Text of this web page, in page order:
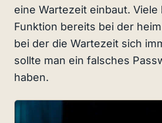
eine Wartezeit einbaut.
Funktion bereits bei der
bei der die Wartezeit sich
sollte man ein falsches
haben.